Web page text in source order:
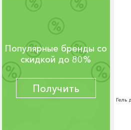
Популярные бренды со
скидкой до 80%
Получить